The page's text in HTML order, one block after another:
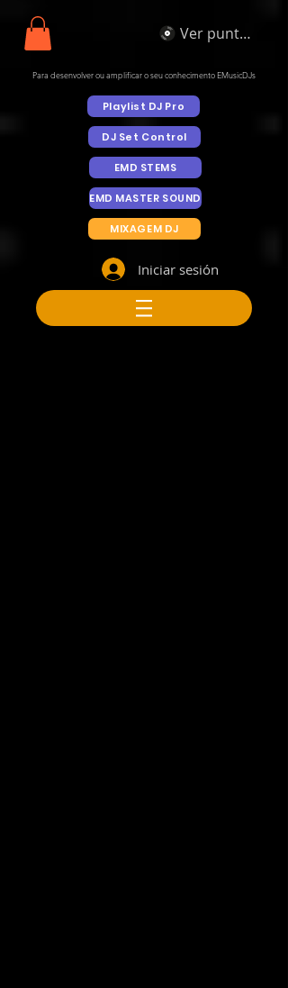
Ver puntos
Para desenvolver ou amplificar o seu conhecimento EMusicDJs
Playlist DJ Pro
DJ Set Control
EMD STEMS
EMD MASTER SOUND
MIXAGEM DJ
Iniciar sesión